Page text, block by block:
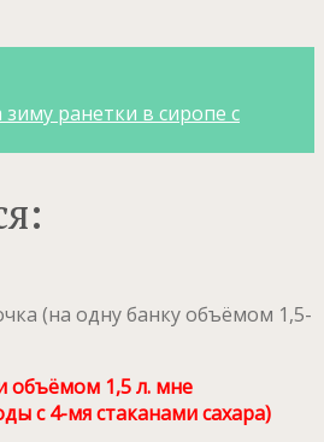
ранетки в сиропе с
(на одну банку объёмом 1,5-
объёмом 1,5 л. мне
с 4-мя стаканами сахара)